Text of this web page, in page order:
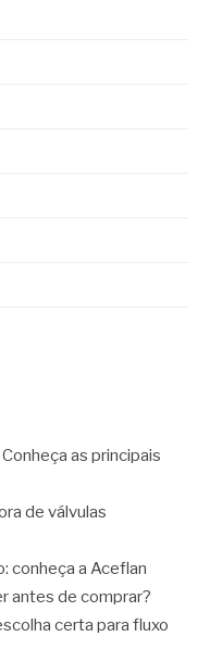
as principais
de válvulas
conheça a Aceflan
antes de comprar?
certa para fluxo